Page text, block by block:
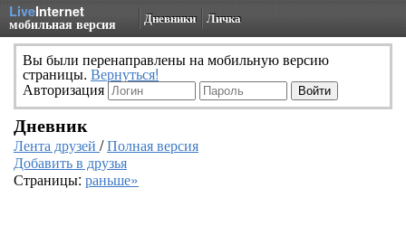
LiveInternet
мобильная версия Дневники Личка
Вы были перенаправлены на мобильную версию
страницы. Вернуться!
Авторизация
Дневник
Лента друзей /Полная версия
Добавить в друзья
Страницы: раньше»